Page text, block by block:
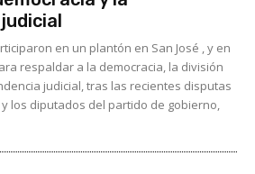
en un plantón en San José , y en
respaldar a la democracia, la división
judicial, tras las recientes disputas
los diputados del partido de gobierno,